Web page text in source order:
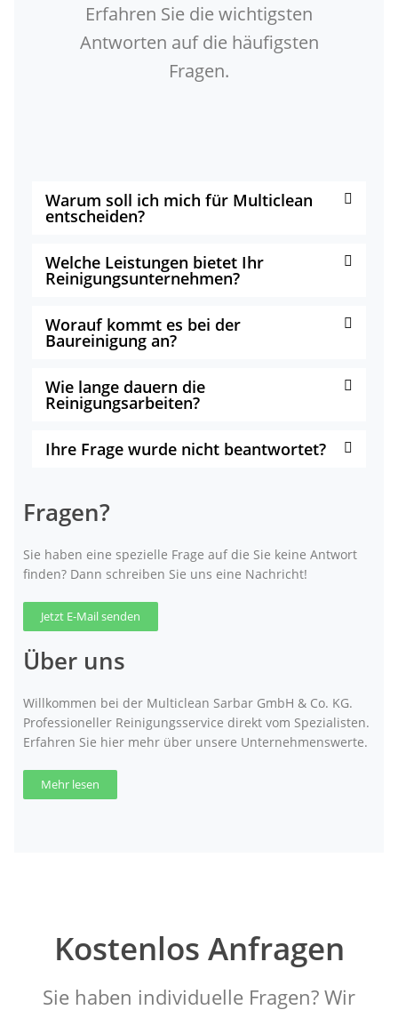
Erfahren Sie die wichtigsten
Antworten auf die häufigsten
Fragen.
Warum soll ich mich für Multiclean
entscheiden?
Welche Leistungen bietet Ihr
Reinigungsunternehmen?
Worauf kommt es bei der
Baureinigung an?
Wie lange dauern die
Reinigungsarbeiten?
Ihre Frage wurde nicht beantwortet?
Fragen?
Sie haben eine spezielle Frage auf die Sie keine Antwort
finden? Dann schreiben Sie uns eine Nachricht!
Jetzt E-Mail senden
Über uns
Willkommen bei der Multiclean Sarbar GmbH & Co. KG.
Professioneller Reinigungsservice direkt vom Spezialisten.
Erfahren Sie hier mehr über unsere Unternehmenswerte.
Mehr lesen
Kostenlos Anfragen
Sie haben individuelle Fragen? Wir